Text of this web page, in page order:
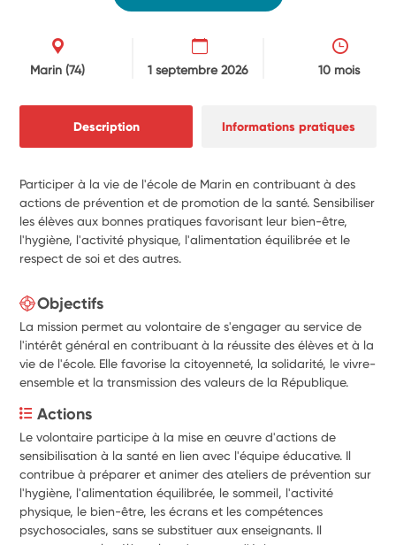
Marin (74) 1 septembre 2026 10 mois
Description Informations pratiques
Participer à la vie de l'école de Marin en contribuant à des
actions de prévention et de promotion de la santé. Sensibiliser
les élèves aux bonnes pratiques favorisant leur bien-être,
l'hygiène, l'activité physique, l'alimentation équilibrée et le
respect de soi et des autres.
Objectifs
La mission permet au volontaire de s'engager au service de
l'intérêt général en contribuant à la réussite des élèves et à la
vie de l'école. Elle favorise la citoyenneté, la solidarité, le vivre-
ensemble et la transmission des valeurs de la République.
Actions
Le volontaire participe à la mise en œuvre d'actions de
sensibilisation à la santé en lien avec l'équipe éducative. Il
contribue à préparer et animer des ateliers de prévention sur
l'hygiène, l'alimentation équilibrée, le sommeil, l'activité
physique, le bien-être, les écrans et les compétences
psychosociales, sans se substituer aux enseignants. Il